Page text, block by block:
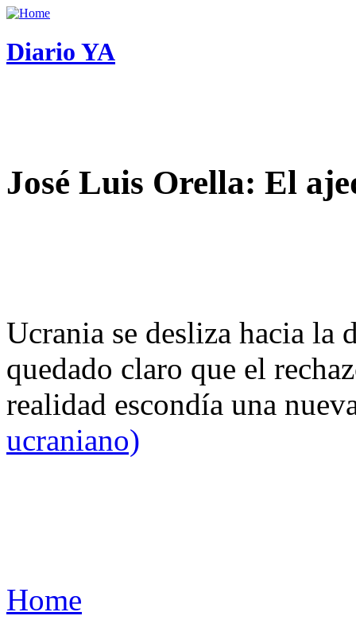
Diario YA
José Luis Orella: El
Ucrania se desliza hacia
quedado claro que el
realidad escondía una
ucraniano)
Home